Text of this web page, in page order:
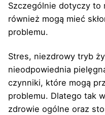
Szczególnie dotyczy to
również mogą mieć
problemu.
Stres, niezdrowy tryb
nieodpowiednia
czynniki, które mogą
problemu. Dlatego tak
zdrowie ogólne oraz